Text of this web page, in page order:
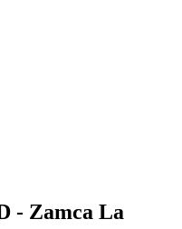
- Zamca La